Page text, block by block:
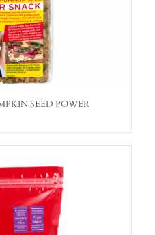
SEED POWER